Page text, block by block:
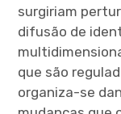
surgiriam
difusão de
que são
organiza-se